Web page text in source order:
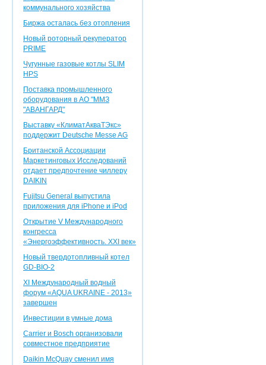
коммунального хозяйства
Биржа осталась без отопления
Новый роторный рекуператор
PRIME
Чугунные газовые котлы SLIM
HPS
Поставка промышленного
оборудования в АО "ММЗ
"АВАНГАРД"
Выставку «КлиматАкваТЭкс»
поддержит Deutsche Messe AG
Британской Ассоциации
Маркетинговых Исследований
отдает предпочтение чиллеру
DAIKIN
Fujitsu General выпустила
приложения для iPhone и iPod
Открытие V Международного
конгресса
«Энергоэффективность. XXI век»
Новый твердотопливный котел
GD-BIO-2
XI Международный водный
форум «AQUA UKRAINE - 2013»
завершен
Инвестиции в умные дома
Carrier и Bosch организовали
совместное предприятие
Daikin McQuay сменил имя